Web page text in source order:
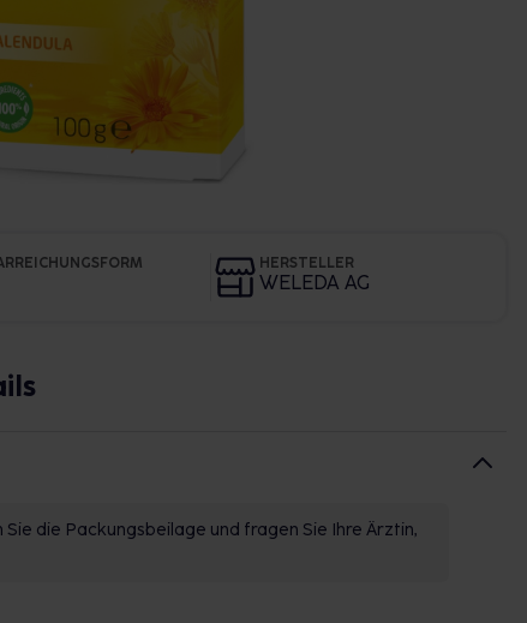
HERSTELLER
WELEDA AG
die Packungsbeilage und fragen Sie Ihre Ärztin,